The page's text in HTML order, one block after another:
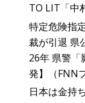
TO LIT「中
特定危険指
裁が引退 県
26年 県警「
発】（FNN
日本は金持